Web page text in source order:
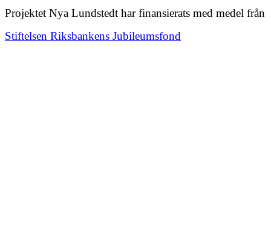
Projektet Nya Lundstedt har finansierats med medel från
Stiftelsen Riksbankens Jubileumsfond